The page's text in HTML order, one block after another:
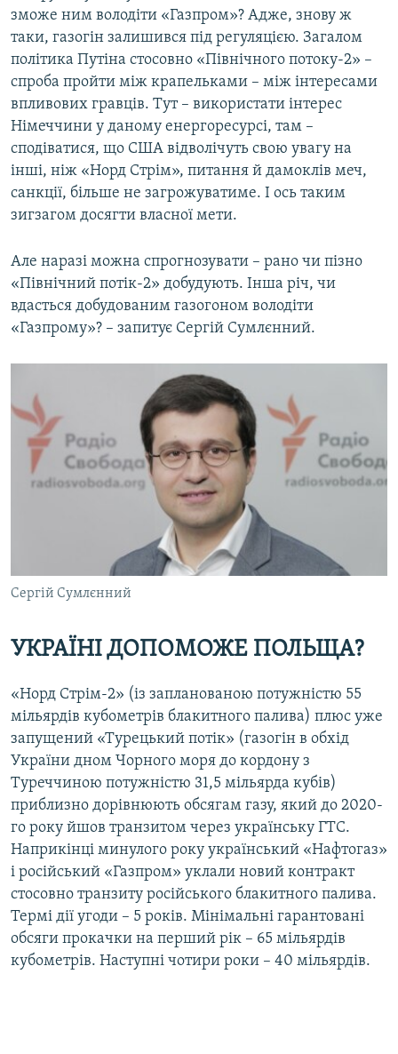
зможе ним володіти «Газпром»? Адже, знову ж
таки, газогін залишився під регуляцією. Загалом
політика Путіна стосовно «Північного потоку-2» –
спроба пройти між крапельками – між інтересами
впливових гравців. Тут – використати інтерес
Німеччини у даному енергоресурсі, там –
сподіватися, що США відволічуть свою увагу на
інші, ніж «Норд Стрім», питання й дамоклів меч,
санкції, більше не загрожуватиме. І ось таким
зигзагом досягти власної мети.
Але наразі можна спрогнозувати – рано чи пізно
«Північний потік-2» добудують. Інша річ, чи
вдасться добудованим газогоном володіти
«Газпрому»? – запитує Сергій Сумлєнний.
Сергій Сумлєнний
УКРАЇНІ ДОПОМОЖЕ ПОЛЬЩА?
«Норд Стрім-2» (із запланованою потужністю 55
мільярдів кубометрів блакитного палива) плюс уже
запущений «Турецький потік» (газогін в обхід
України дном Чорного моря до кордону з
Туреччиною потужністю 31,5 мільярда кубів)
приблизно дорівнюють обсягам газу, який до 2020-
го року йшов транзитом через українську ГТС.
Наприкінці минулого року український «Нафтогаз»
і російський «Газпром» уклали новий контракт
стосовно транзиту російського блакитного палива.
Термі дії угоди – 5 років. Мінімальні гарантовані
обсяги прокачки на перший рік – 65 мільярдів
кубометрів. Наступні чотири роки – 40 мільярдів.